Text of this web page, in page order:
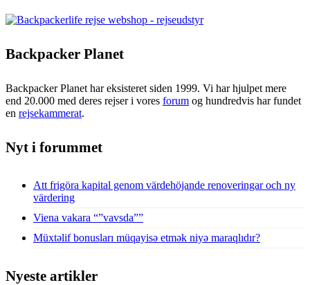
Backpacker Planet
Backpacker Planet har eksisteret siden 1999. Vi har hjulpet mere
end 20.000 med deres rejser i vores forum og hundredvis har fundet
en rejsekammerat.
Nyt i forummet
Att frigöra kapital genom värdehöjande renoveringar och ny
värdering
Viena vakara “”vavsda””
Müxtəlif bonusları müqayisə etmək niyə maraqlıdır?
Nyeste artikler